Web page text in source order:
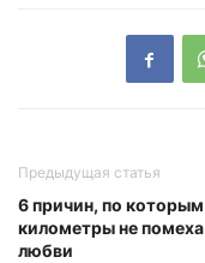
Предыдущая статья
6 причин, по которым
километры не помеха
любви